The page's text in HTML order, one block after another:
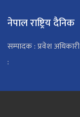
नेपाल राष्ट्रिय दैनिक
सम्पादक : प्रवेश अधिकारी
: